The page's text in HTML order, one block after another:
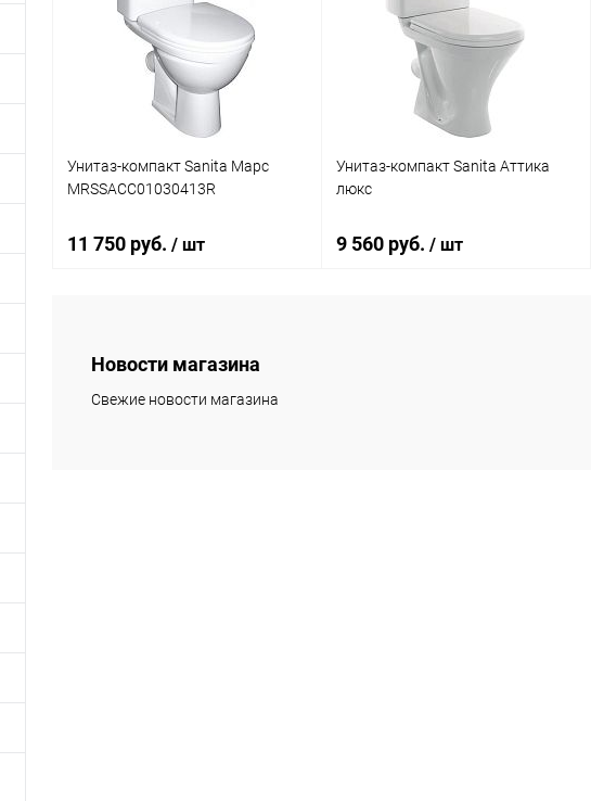
Купить в 1 клик К сравнению
В избранное Под заказ
Купить в 1 клик
В избранное Под заказ
Унитаз-компакт Sanita Марс
MRSSACC01030413R
11 750 руб. / шт
Купить в 1 клик
Унитаз-компакт Sanita Аттика
люкс
9 560 руб. / шт
Новости магазина
Свежие новости магазина